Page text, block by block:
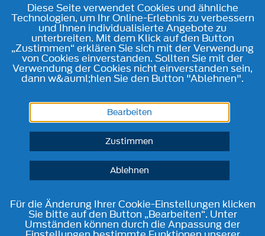
Diese Seite verwendet Cookies und ähnliche
Technologien, um Ihr Online-Erlebnis zu verbessern
und Ihnen individualisierte Angebote zu
unterbreiten. Mit dem Klick auf den Button
„Zustimmen“ erklären Sie sich mit der Verwendung
von Cookies einverstanden. Sollten Sie mit der
Verwendung der Cookies nicht einverstanden sein,
dann w&auml;hlen Sie den Button "Ablehnen".
Bearbeiten
Zustimmen
Ablehnen
Für die Änderung Ihrer Cookie-Einstellungen klicken
Sie bitte auf den Button „Bearbeiten“. Unter
Umständen können durch die Anpassung der